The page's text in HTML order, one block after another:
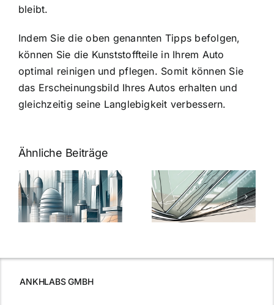
bleibt.
Indem Sie die oben genannten Tipps befolgen,
können Sie die Kunststoffteile in Ihrem Auto
optimal reinigen und pflegen. Somit können Sie
das Erscheinungsbild Ihres Autos erhalten und
gleichzeitig seine Langlebigkeit verbessern.
Ähnliche Beiträge
5 Gründe,
warum
Nanoversiegelung
auf Glas
7
Expertentipps
für maximale
ANKHLABS GMBH